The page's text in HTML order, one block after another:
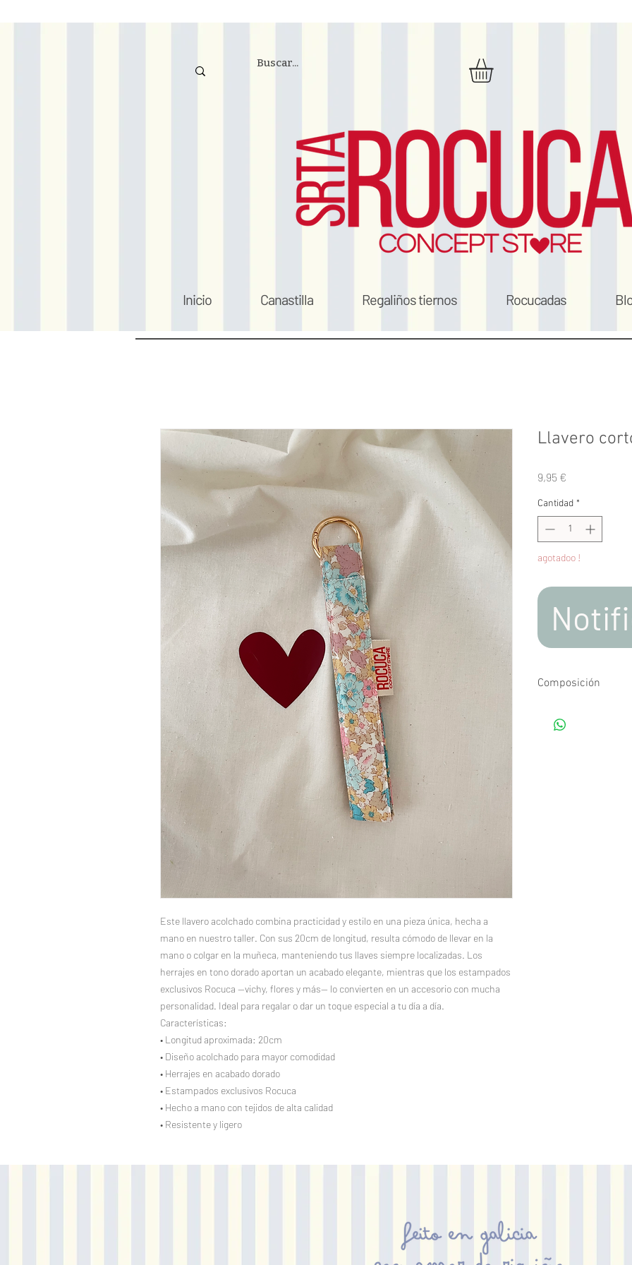
Inicio Canastilla Regaliños tiernos Rocucadas
Este llavero acolchado combina practicidad y estilo en una pieza única, hecha a
mano en nuestro taller. Con sus 20cm de longitud, resulta cómodo de llevar en la
mano o colgar en la muñeca, manteniendo tus llaves siempre localizadas. Los
herrajes en tono dorado aportan un acabado elegante, mientras que los estampados
exclusivos Rocuca —vichy, flores y más— lo convierten en un accesorio con mucha
personalidad. Ideal para regalar o dar un toque especial a tu día a día.
Características:
• Longitud aproximada: 20cm
• Diseño acolchado para mayor comodidad
• Herrajes en acabado dorado
• Estampados exclusivos Rocuca
• Hecho a mano con tejidos de alta calidad
• Resistente y ligero
Llavero
9,95 €
Cantidad *
agotadoo !
Composición